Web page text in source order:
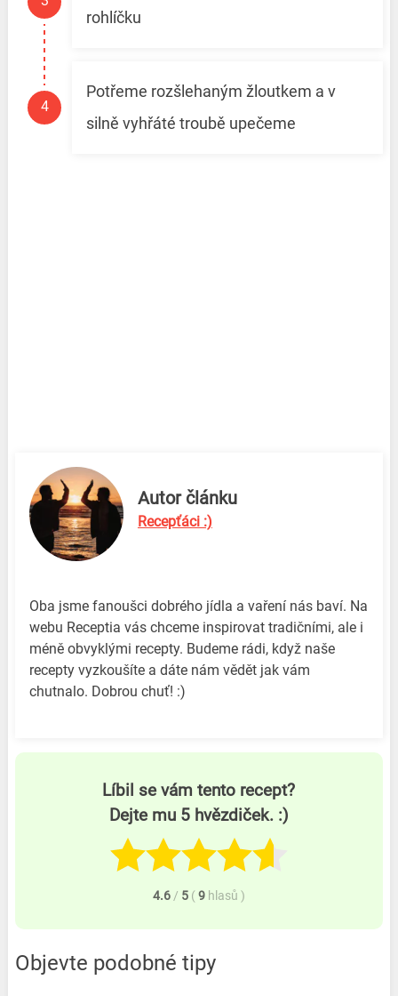
rohlíčku
Potřeme rozšlehaným žloutkem a v
silně vyhřáté troubě upečeme
Autor článku
Recepťáci :)
Oba jsme fanoušci dobrého jídla a vaření nás baví. Na
webu Receptia vás chceme inspirovat tradičními, ale i
méně obvyklými recepty. Budeme rádi, když naše
recepty vyzkoušíte a dáte nám vědět jak vám
chutnalo. Dobrou chuť! :)
Líbil se vám tento recept?
Dejte mu 5 hvězdiček. :)
4.6 / 5 (9 hlasů )
Objevte podobné tipy